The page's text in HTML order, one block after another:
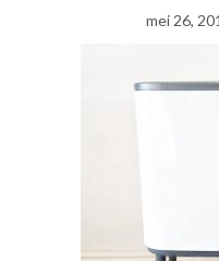
mei 26,